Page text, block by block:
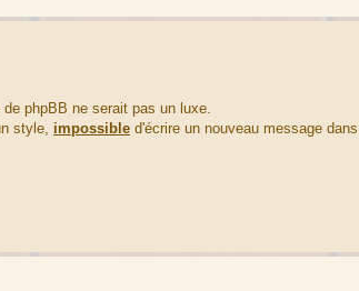
phpBB ne serait pas un luxe.
style, impossible d'écrire un nouveau message dans